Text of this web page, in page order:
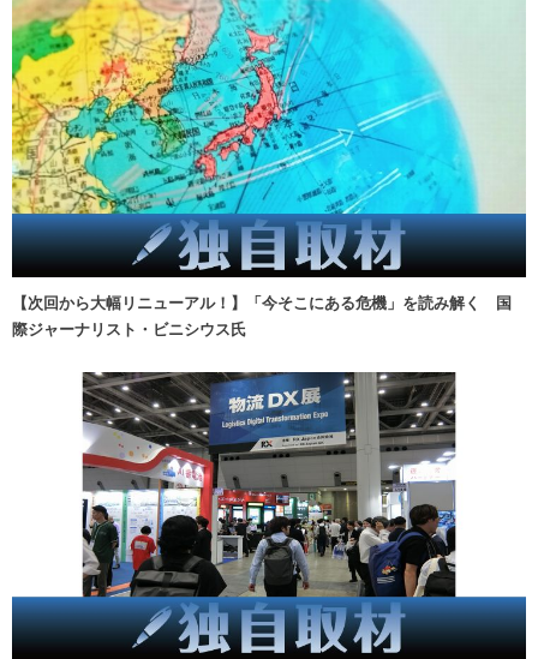
【次回から大幅リニューアル！】「今そこにある危機」を読み解く 国
際ジャーナリスト・ビニシウス氏